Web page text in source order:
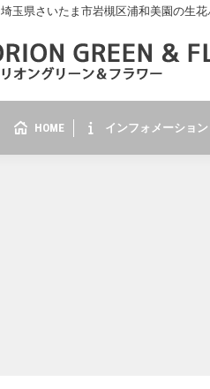
埼玉県さいたま市岩槻区浦和美園の生
HOME インフォメーション